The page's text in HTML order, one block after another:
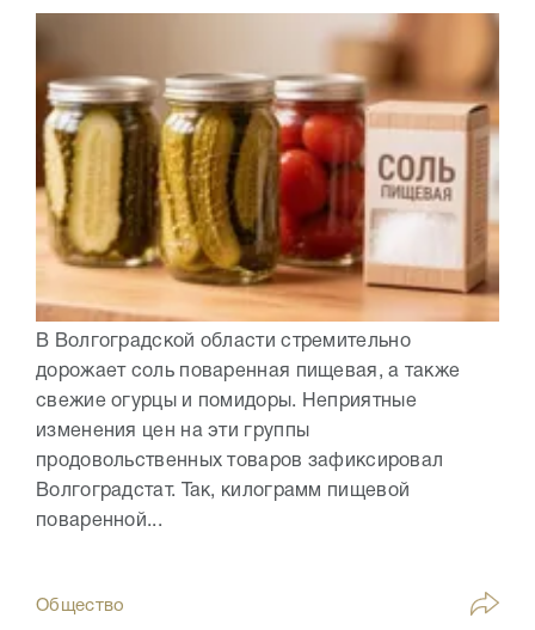
В Волгоградской области стремительно
дорожает соль поваренная пищевая, а также
свежие огурцы и помидоры. Неприятные
изменения цен на эти группы
продовольственных товаров зафиксировал
Волгоградстат. Так, килограмм пищевой
поваренной...
Общество